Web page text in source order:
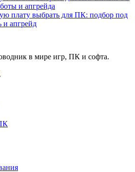
и апгрейда
плату выбрать для ПК: подбор под
и апгрейд
в мире игр, ПК и софта.